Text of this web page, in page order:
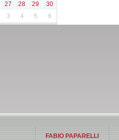
27 28 29
30
3 4 5 6
FABIO PAPARELLI